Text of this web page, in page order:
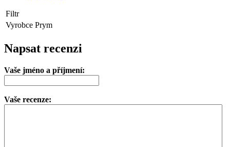
Filtr
Vyrobce Prym
Napsat recenzi
Vaše jméno a příjmení:
Vaše recenze: